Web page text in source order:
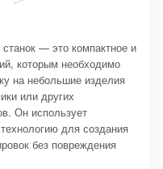
— это компактное и
которым необходимо
на небольшие изделия
или других
Он использует
для создания
без повреждения